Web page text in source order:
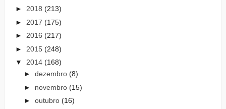
► 2018 (213)
► 2017 (175)
► 2016 (217)
► 2015 (248)
▼ 2014 (168)
► dezembro (8)
► novembro (15)
► outubro (16)